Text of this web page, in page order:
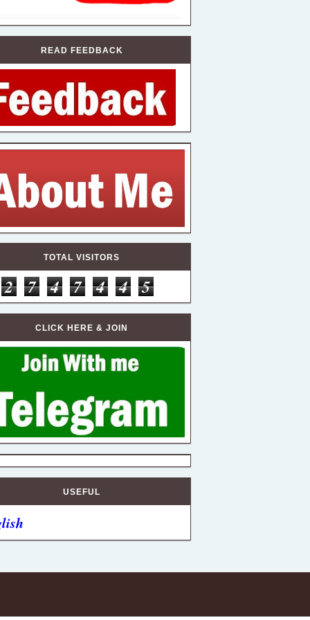
READ FEEDBACK
TOTAL VISITORS
2 7 4 7 4 4 5
CLICK HERE & JOIN
USEFUL